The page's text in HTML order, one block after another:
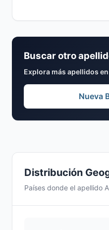
Distribución
Países donde el apellido
Buscar otro
Explora más apellidos
Nueva